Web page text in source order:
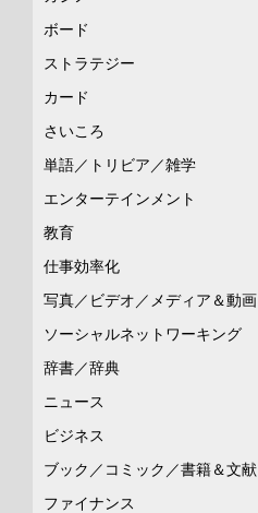
ボード
ストラテジー
カード
さいころ
単語／トリビア／雑学
エンターテインメント
教育
仕事効率化
写真／ビデオ／メディア＆動画
ソーシャルネットワーキング
辞書／辞典
ニュース
ビジネス
ブック／コミック／書籍＆文献
ファイナンス